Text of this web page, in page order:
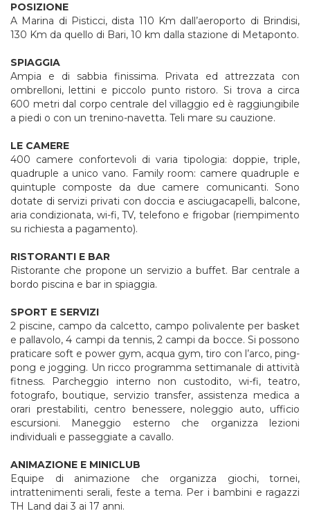
POSIZIONE
A Marina di Pisticci, dista 110 Km dall’aeroporto di Brindisi,
130 Km da quello di Bari, 10 km dalla stazione di Metaponto.
SPIAGGIA
Ampia e di sabbia finissima. Privata ed attrezzata con
ombrelloni, lettini e piccolo punto ristoro. Si trova a circa
600 metri dal corpo centrale del villaggio ed è raggiungibile
a piedi o con un trenino-navetta. Teli mare su cauzione.
LE CAMERE
400 camere confortevoli di varia tipologia: doppie, triple,
quadruple a unico vano. Family room: camere quadruple e
quintuple composte da due camere comunicanti. Sono
dotate di servizi privati con doccia e asciugacapelli, balcone,
aria condizionata, wi-fi, TV, telefono e frigobar (riempimento
su richiesta a pagamento).
RISTORANTI E BAR
Ristorante che propone un servizio a buffet. Bar centrale a
bordo piscina e bar in spiaggia.
SPORT E SERVIZI
2 piscine, campo da calcetto, campo polivalente per basket
e pallavolo, 4 campi da tennis, 2 campi da bocce. Si possono
praticare soft e power gym, acqua gym, tiro con l’arco, ping-
pong e jogging. Un ricco programma settimanale di attività
fitness. Parcheggio interno non custodito, wi-fi, teatro,
fotografo, boutique, servizio transfer, assistenza medica a
orari prestabiliti, centro benessere, noleggio auto, ufficio
escursioni. Maneggio esterno che organizza lezioni
individuali e passeggiate a cavallo.
ANIMAZIONE E MINICLUB
Equipe di animazione che organizza giochi, tornei,
intrattenimenti serali, feste a tema. Per i bambini e ragazzi
TH Land dai 3 ai 17 anni.